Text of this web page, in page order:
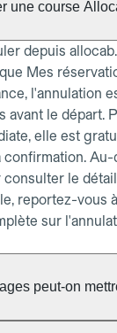
une course
depuis
Mes
l'annulation
avant le départ.
elle est
confirmation. Au-
consulter le
reportez-vous
sur
peut-on